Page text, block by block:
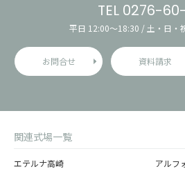
TEL 0276-
平日 12:00〜18:30 / 土・日・
お問合せ 資料請求
関連式場一覧
エテルナ高崎
アルフ